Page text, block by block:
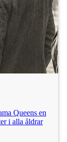
Queens en
i alla åldrar